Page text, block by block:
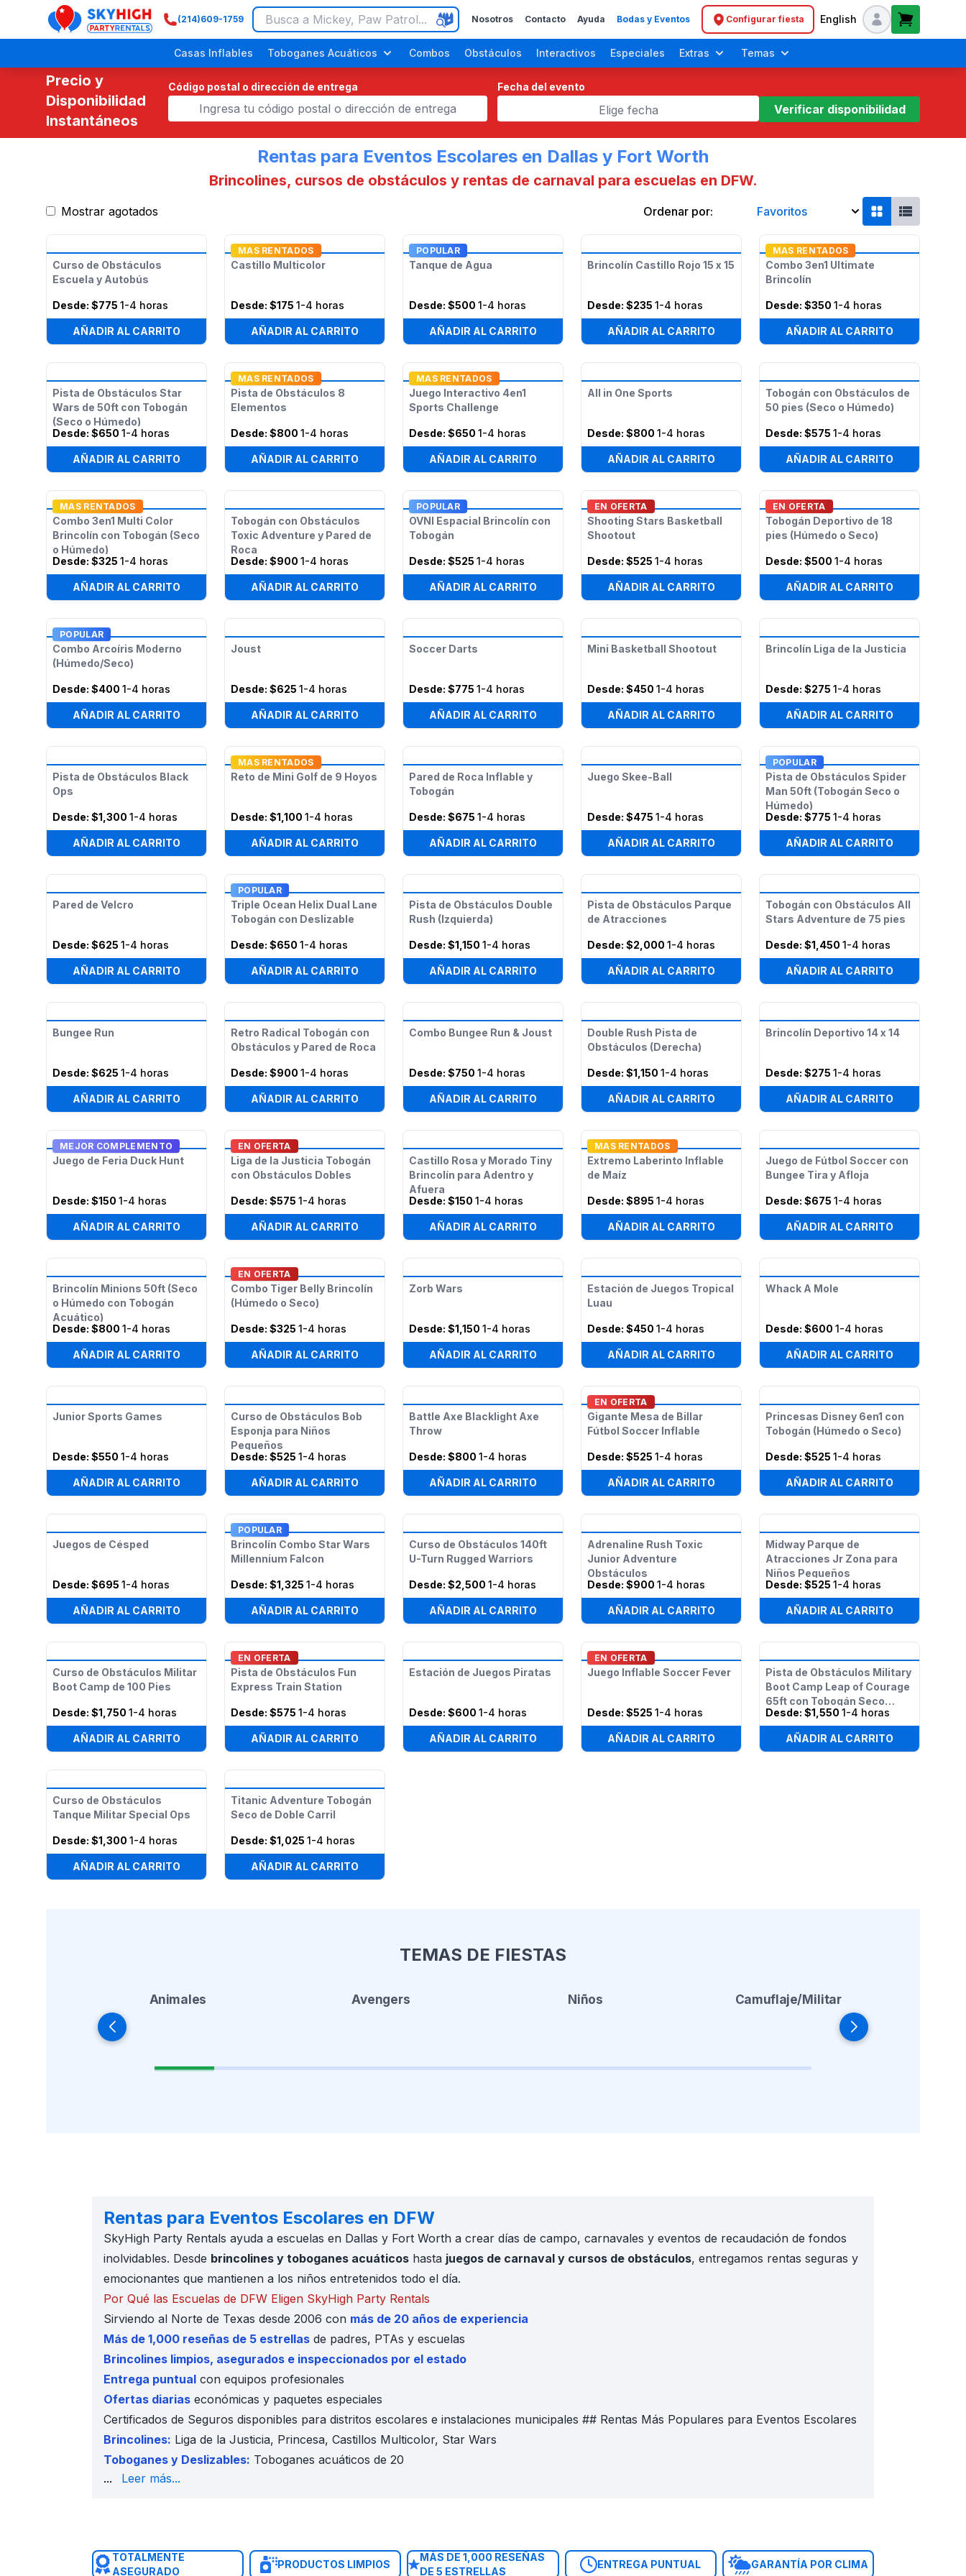
SkyHigh Logo
(214)609-1759 Nosotros Contacto Ayuda Bodas y Eventos
Header navigation
Configurar fiesta English
Casas Inflables Toboganes Acuáticos Combos Obstáculos Interactivos Especiales Extras Temas
Precio y
Disponibilidad
Instantáneos
Código postal o dirección de entrega Fecha del evento
Elige fecha Verificar disponibilidad
Rentas para Eventos Escolares en Dallas y Fort Worth
Brincolines, cursos de obstáculos y rentas de carnaval para escuelas en DFW.
Mostrar agotados Ordenar por: Favoritos
Curso de Obstáculos
Escuela y Autobús
Desde: $775 1-4 horas
AÑADIR AL CARRITO
MAS RENTADOS
Castillo Multicolor
Desde: $175 1-4 horas
AÑADIR AL CARRITO
POPULAR
Tanque de Agua
Desde: $500 1-4 horas
AÑADIR AL CARRITO
Brincolín Castillo Rojo 15 x 15
Desde: $235 1-4 horas
AÑADIR AL CARRITO
MAS RENTADOS
Combo 3en1 Ultimate
Brincolín
Desde: $350 1-4 horas
AÑADIR AL CARRITO
Pista de Obstáculos Star
Wars de 50ft con Tobogán
(Seco o Húmedo)
Desde: $650 1-4 horas
AÑADIR AL CARRITO
MAS RENTADOS
Pista de Obstáculos 8
Elementos
Desde: $800 1-4 horas
AÑADIR AL CARRITO
MAS RENTADOS
Juego Interactivo 4en1
Sports Challenge
Desde: $650 1-4 horas
AÑADIR AL CARRITO
All in One Sports
Desde: $800 1-4 horas
AÑADIR AL CARRITO
Tobogán con Obstáculos de
50 pies (Seco o Húmedo)
Desde: $575 1-4 horas
AÑADIR AL CARRITO
MAS RENTADOS
Combo 3en1 Multi Color
Brincolín con Tobogán (Seco
o Húmedo)
Desde: $325 1-4 horas
AÑADIR AL CARRITO
Tobogán con Obstáculos
Toxic Adventure y Pared de
Roca
Desde: $900 1-4 horas
AÑADIR AL CARRITO
POPULAR
OVNI Espacial Brincolín con
Tobogán
Desde: $525 1-4 horas
AÑADIR AL CARRITO
EN OFERTA
Shooting Stars Basketball
Shootout
Desde: $525 1-4 horas
AÑADIR AL CARRITO
EN OFERTA
Tobogán Deportivo de 18
pies (Húmedo o Seco)
Desde: $500 1-4 horas
AÑADIR AL CARRITO
POPULAR
Combo Arcoíris Moderno
(Húmedo/Seco)
Desde: $400 1-4 horas
AÑADIR AL CARRITO
Joust
Desde: $625 1-4 horas
AÑADIR AL CARRITO
Soccer Darts
Desde: $775 1-4 horas
AÑADIR AL CARRITO
Mini Basketball Shootout
Desde: $450 1-4 horas
AÑADIR AL CARRITO
Brincolín Liga de la Justicia
Desde: $275 1-4 horas
AÑADIR AL CARRITO
Pista de Obstáculos Black
Ops
Desde: $1,300 1-4 horas
AÑADIR AL CARRITO
MAS RENTADOS
Reto de Mini Golf de 9 Hoyos
Desde: $1,100 1-4 horas
AÑADIR AL CARRITO
Pared de Roca Inflable y
Tobogán
Desde: $675 1-4 horas
AÑADIR AL CARRITO
Juego Skee-Ball
Desde: $475 1-4 horas
AÑADIR AL CARRITO
POPULAR
Pista de Obstáculos Spider
Man 50ft (Tobogán Seco o
Húmedo)
Desde: $775 1-4 horas
AÑADIR AL CARRITO
Pared de Velcro
Desde: $625 1-4 horas
AÑADIR AL CARRITO
POPULAR
Triple Ocean Helix Dual Lane
Tobogán con Deslizable
Desde: $650 1-4 horas
AÑADIR AL CARRITO
Pista de Obstáculos Double
Rush (Izquierda)
Desde: $1,150 1-4 horas
AÑADIR AL CARRITO
Pista de Obstáculos Parque
de Atracciones
Desde: $2,000 1-4 horas
AÑADIR AL CARRITO
Tobogán con Obstáculos All
Stars Adventure de 75 pies
Desde: $1,450 1-4 horas
AÑADIR AL CARRITO
Bungee Run
Desde: $625 1-4 horas
AÑADIR AL CARRITO
Retro Radical Tobogán con
Obstáculos y Pared de Roca
Desde: $900 1-4 horas
AÑADIR AL CARRITO
Combo Bungee Run & Joust
Desde: $750 1-4 horas
AÑADIR AL CARRITO
Double Rush Pista de
Obstáculos (Derecha)
Desde: $1,150 1-4 horas
AÑADIR AL CARRITO
Brincolín Deportivo 14 x 14
Desde: $275 1-4 horas
AÑADIR AL CARRITO
MEJOR COMPLEMENTO
Juego de Feria Duck Hunt
Desde: $150 1-4 horas
AÑADIR AL CARRITO
EN OFERTA
Liga de la Justicia Tobogán
con Obstáculos Dobles
Desde: $575 1-4 horas
AÑADIR AL CARRITO
Castillo Rosa y Morado Tiny
Brincolín para Adentro y
Afuera
Desde: $150 1-4 horas
AÑADIR AL CARRITO
MAS RENTADOS
Extremo Laberinto Inflable
de Maíz
Desde: $895 1-4 horas
AÑADIR AL CARRITO
Juego de Fútbol Soccer con
Bungee Tira y Afloja
Desde: $675 1-4 horas
AÑADIR AL CARRITO
Brincolín Minions 50ft (Seco
o Húmedo con Tobogán
Acuático)
Desde: $800 1-4 horas
AÑADIR AL CARRITO
EN OFERTA
Combo Tiger Belly Brincolín
(Húmedo o Seco)
Desde: $325 1-4 horas
AÑADIR AL CARRITO
Zorb Wars
Desde: $1,150 1-4 horas
AÑADIR AL CARRITO
Estación de Juegos Tropical
Luau
Desde: $450 1-4 horas
AÑADIR AL CARRITO
Whack A Mole
Desde: $600 1-4 horas
AÑADIR AL CARRITO
Junior Sports Games
Desde: $550 1-4 horas
AÑADIR AL CARRITO
Curso de Obstáculos Bob
Esponja para Niños
Pequeños
Desde: $525 1-4 horas
AÑADIR AL CARRITO
Battle Axe Blacklight Axe
Throw
Desde: $800 1-4 horas
AÑADIR AL CARRITO
EN OFERTA
Gigante Mesa de Billar
Fútbol Soccer Inflable
Desde: $525 1-4 horas
AÑADIR AL CARRITO
Princesas Disney 6en1 con
Tobogán (Húmedo o Seco)
Desde: $525 1-4 horas
AÑADIR AL CARRITO
Juegos de Césped
Desde: $695 1-4 horas
AÑADIR AL CARRITO
POPULAR
Brincolín Combo Star Wars
Millennium Falcon
Desde: $1,325 1-4 horas
AÑADIR AL CARRITO
Curso de Obstáculos 140ft
U-Turn Rugged Warriors
Desde: $2,500 1-4 horas
AÑADIR AL CARRITO
Adrenaline Rush Toxic
Junior Adventure
Obstáculos
Desde: $900 1-4 horas
AÑADIR AL CARRITO
Midway Parque de
Atracciones Jr Zona para
Niños Pequeños
Desde: $525 1-4 horas
AÑADIR AL CARRITO
Curso de Obstáculos Militar
Boot Camp de 100 Pies
Desde: $1,750 1-4 horas
AÑADIR AL CARRITO
EN OFERTA
Pista de Obstáculos Fun
Express Train Station
Desde: $575 1-4 horas
AÑADIR AL CARRITO
Estación de Juegos Piratas
Desde: $600 1-4 horas
AÑADIR AL CARRITO
EN OFERTA
Juego Inflable Soccer Fever
Desde: $525 1-4 horas
AÑADIR AL CARRITO
Pista de Obstáculos Military
Boot Camp Leap of Courage
65ft con Tobogán Seco
Doble
Desde: $1,550 1-4 horas
AÑADIR AL CARRITO
Curso de Obstáculos
Tanque Militar Special Ops
Desde: $1,300 1-4 horas
AÑADIR AL CARRITO
Titanic Adventure Tobogán
Seco de Doble Carril
Desde: $1,025 1-4 horas
AÑADIR AL CARRITO
TEMAS DE FIESTAS
Animales Avengers Niños Camuflaje/Militar
Rentas para Eventos Escolares en DFW
SkyHigh Party Rentals ayuda a escuelas en Dallas y Fort Worth a crear días de campo, carnavales y eventos de recaudación de fondos
inolvidables. Desde brincolines y toboganes acuáticos hasta juegos de carnaval y cursos de obstáculos, entregamos rentas seguras y
emocionantes que mantienen a los niños entretenidos todo el día.
Por Qué las Escuelas de DFW Eligen SkyHigh Party Rentals
Sirviendo al Norte de Texas desde 2006 con más de 20 años de experiencia
Más de 1,000 reseñas de 5 estrellas de padres, PTAs y escuelas
Brincolines limpios, asegurados e inspeccionados por el estado
Entrega puntual con equipos profesionales
Ofertas diarias económicas y paquetes especiales
Certificados de Seguros disponibles para distritos escolares e instalaciones municipales ## Rentas Más Populares para Eventos Escolares
Brincolines: Liga de la Justicia, Princesa, Castillos Multicolor, Star Wars
Toboganes y Deslizables: Toboganes acuáticos de 20
a 24 pies, Cataratas del Niágara, Rainbow Screamer
Paquetes Completos:Paquetes para Eventos Escolares B1–B7 ## Máquinas de Concesión y Extras
Máquinas para Palomitas de Maíz, Nieve en Cono y Algodón de Azúcar
... Leer más...
TOTALMENTE
ASEGURADO
PRODUCTOS LIMPIOS
MÁS DE 1,000 RESEÑAS
DE 5 ESTRELLAS
ENTREGA PUNTUAL GARANTÍA POR CLIMA